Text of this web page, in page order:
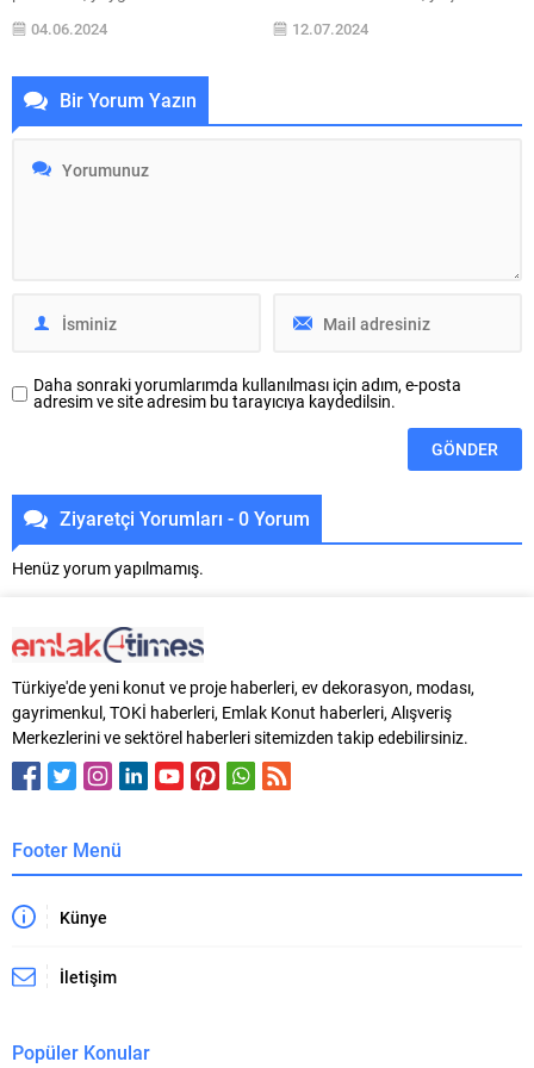
alışkanları ve gereksinimler,
dünyanın sunduğu kaynaklarla
geldi. Bu noktada iklim
değişikliğinin yıkıcı etkilerini en
aza indirmek ve süreci tersine
çevirmek için fosil yakıt
kullanımını yenilenebilir enerji
04.06.2024
konforu ve sağlık açısından büyük
önem taşıyor. Serinlemek, ısınmak
12.07.2024
Bir Yorum Yazın
Daha sonraki yorumlarımda kullanılması için adım, e-posta
adresim ve site adresim bu tarayıcıya kaydedilsin.
Ziyaretçi Yorumları - 0 Yorum
Henüz yorum yapılmamış.
Türkiye'de yeni konut ve proje haberleri, ev dekorasyon, modası,
gayrimenkul, TOKİ haberleri, Emlak Konut haberleri, Alışveriş
Merkezlerini ve sektörel haberleri sitemizden takip edebilirsiniz.
Footer Menü
Künye
İletişim
Popüler Konular